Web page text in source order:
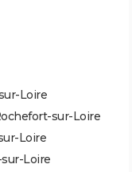
Loire
sur-Loire
Loire
Loire